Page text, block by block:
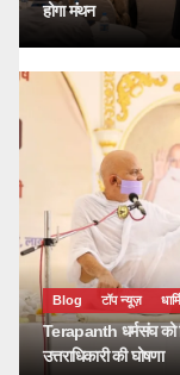
होगा मंथन
Blog टॉप न्यूज़
Terapanth धर्मसंघ को
उत्तराधिकारी की घोषणा